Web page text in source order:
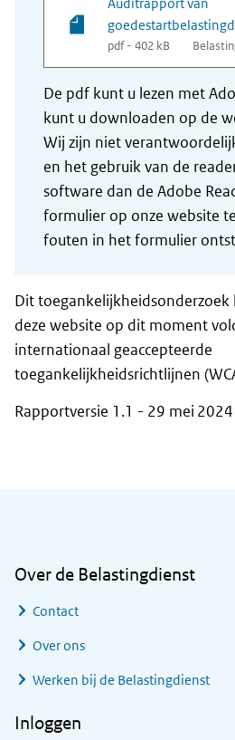
pdf - 402 kB
De pdf kunt u lezen met
kunt u downloaden op de
Wij zijn niet
en het gebruik van de
software dan de Adobe
formulier op onze website
fouten in het formulier
Dit toegankelijkheidsonderzoek
deze website op dit moment
internationaal geaccepteerde
toegankelijkheidsrichtlijnen
Rapportversie 1.1 - 29 mei 2024
Over de Belastingdienst
Contact
Over ons
Werken bij de Belastingdienst
Inloggen